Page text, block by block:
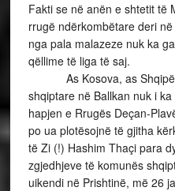
Fakti se në anën e shtetit të
rrugë ndërkombëtare deri
nga pala malazeze nuk ka
qëllime të liga të saj.
As Kosova, as
shqiptare në Ballkan nuk i
hapjen e Rrugës Deçan-
po ua plotësojnë të gjitha
të Zi (!) Hashim Thaçi para
zgjedhjeve të komunës
uikendi në Prishtinë, më 26